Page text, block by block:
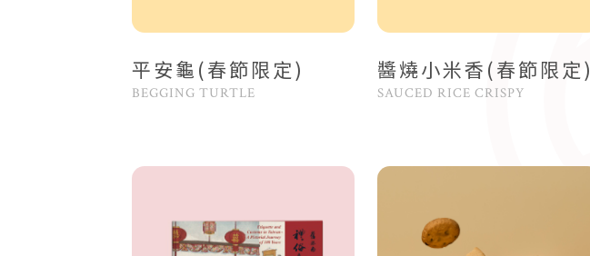
平安龜(春節限定)
BEGGING TURTLE
醬燒小米香(春節限定)
SAUCED RICE CRISPY